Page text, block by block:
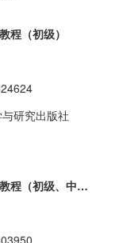
程（初级）
研究出版社
实用商务英语翻译教程（初级、中级）